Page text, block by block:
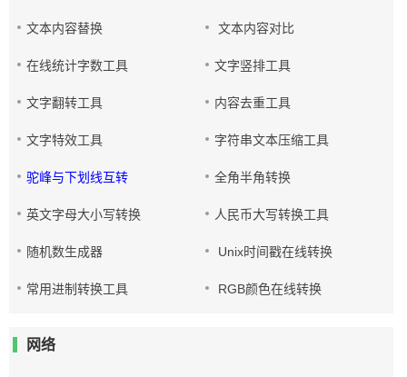
文本内容替换 文本内容对比
在线统计字数工具 文字竖排工具
文字翻转工具 内容去重工具
文字特效工具 字符串文本压缩工具
驼峰与下划线互转 全角半角转换
英文字母大小写转换 人民币大写转换工具
随机数生成器 Unix时间戳在线转换
常用进制转换工具 RGB颜色在线转换
网络